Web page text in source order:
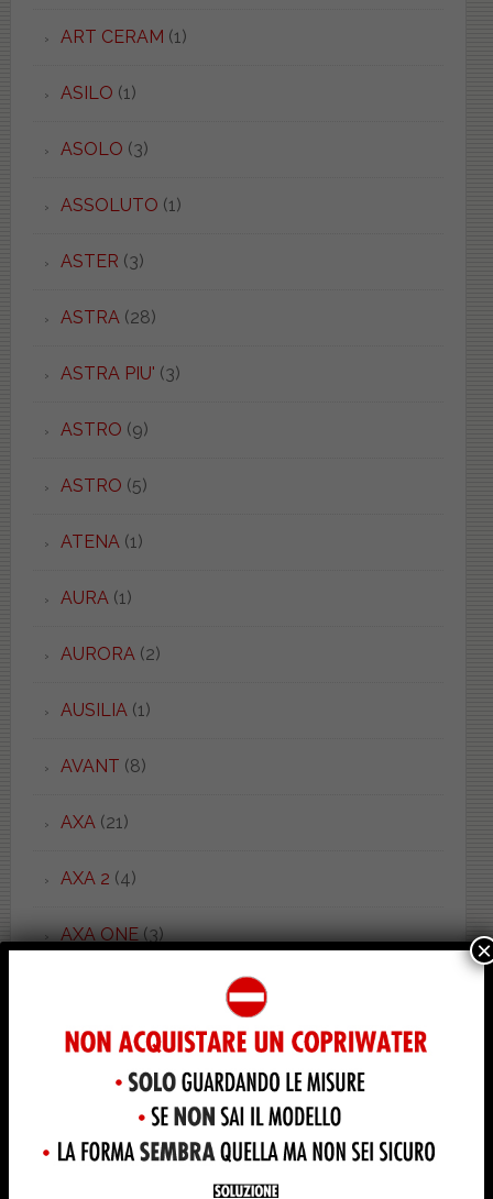
ART CERAM (1)
ASILO (1)
ASOLO (3)
ASSOLUTO (1)
ASTER (3)
ASTRA(28)
ASTRA PIU' (3)
ASTRO (9)
ASTRO (5)
ATENA(1)
AURA(1)
AURORA(2)
AUSILIA(1)
AVANT (8)
AXA(21)
AXA 2 (4)
AXA ONE(3)
BABY SOSPESO(1)
BAHIA 2(1)
×